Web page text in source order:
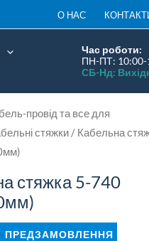
О НАС
Час роботи:
ПН-ПТ: 10:00-
СБ-Нд:
провід та все для
стяжки / Кабельна
стяжка 5-740
ПРЕДЗАМОВЛЕННЯ